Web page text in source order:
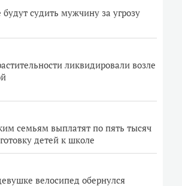
будут судить мужчину за угрозу
ликвидировали возле
семьям выплатят по пять тысяч
детей к школе
велосипед обернулся